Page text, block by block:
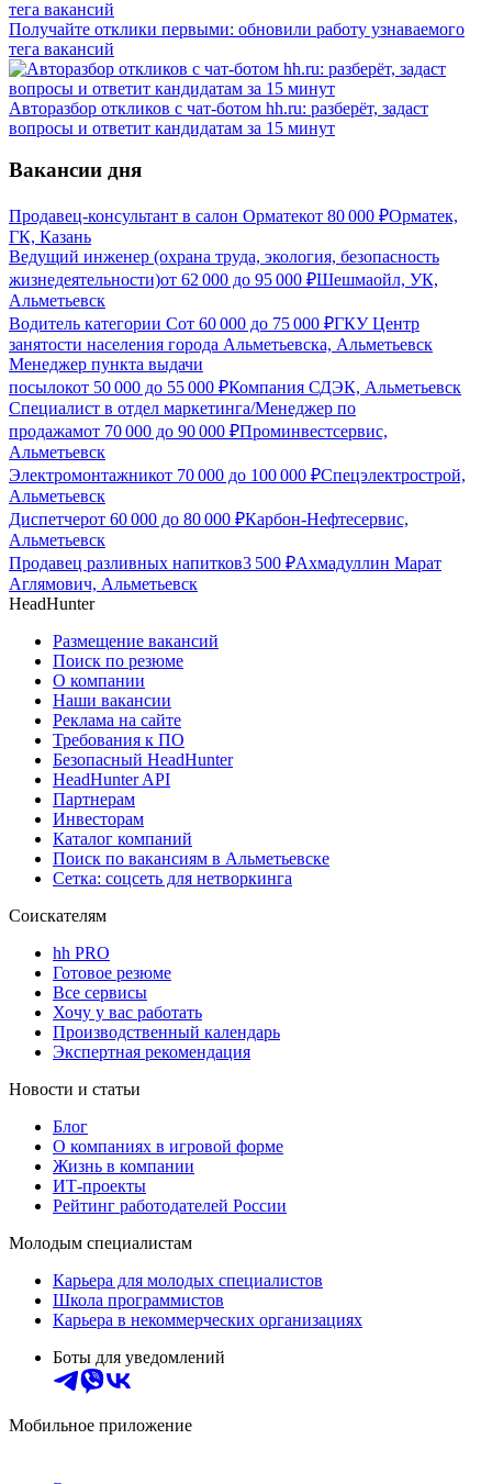
Получайте отклики первыми: обновили работу узнаваемого
тега вакансий
Авторазбор откликов с чат-ботом hh.ru: разберёт, задаст
вопросы и ответит кандидатам за 15 минут
Вакансии дня
Продавец-консультант в салон Орматекот 80 000 ₽Орматек,
ГК, Казань
Ведущий инженер (охрана труда, экология, безопасность
жизнедеятельности)от 62 000 до 95 000 ₽Шешмаойл, УК,
Альметьевск
Водитель категории Сот 60 000 до 75 000 ₽ГКУ Центр
занятости населения города Альметьевска, Альметьевск
Менеджер пункта выдачи
посылокот 50 000 до 55 000 ₽Компания СДЭК, Альметьевск
Специалист в отдел маркетинга/Менеджер по
продажамот 70 000 до 90 000 ₽Проминвестсервис,
Альметьевск
Электромонтажникот 70 000 до 100 000 ₽Спецэлектрострой,
Альметьевск
Диспетчерот 60 000 до 80 000 ₽Карбон-Нефтесервис,
Альметьевск
Продавец разливных напитков3 500 ₽Ахмадуллин Марат
Аглямович, Альметьевск
HeadHunter
Размещение вакансий
Поиск по резюме
О компании
Наши вакансии
Реклама на сайте
Требования к ПО
Безопасный HeadHunter
HeadHunter API
Партнерам
Инвесторам
Каталог компаний
Поиск по вакансиям в Альметьевске
Сетка: соцсеть для нетворкинга
Соискателям
hh PRO
Готовое резюме
Все сервисы
Хочу у вас работать
Производственный календарь
Экспертная рекомендация
Новости и статьи
Блог
О компаниях в игровой форме
Жизнь в компании
ИТ-проекты
Рейтинг работодателей России
Молодым специалистам
Карьера для молодых специалистов
Школа программистов
Карьера в некоммерческих организациях
Боты для уведомлений
Мобильное приложение